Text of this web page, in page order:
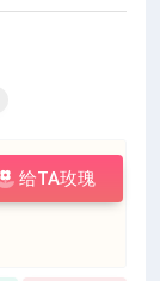
给TA玫瑰